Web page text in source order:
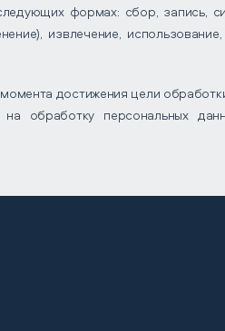
формах: сбор, запись,
извлечение,
достижения цели
обработку персональных